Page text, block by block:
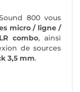
800 vous
micro / ligne /
combo, ainsi
de sources
3,5 mm.